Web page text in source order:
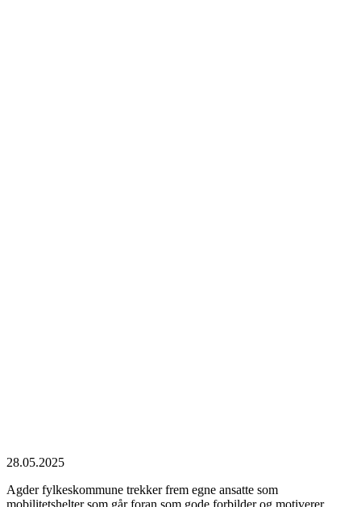
28.05.2025
Agder fylkeskommune trekker frem egne ansatte som
mobilitetshelter som går foran som gode forbilder og motiverer